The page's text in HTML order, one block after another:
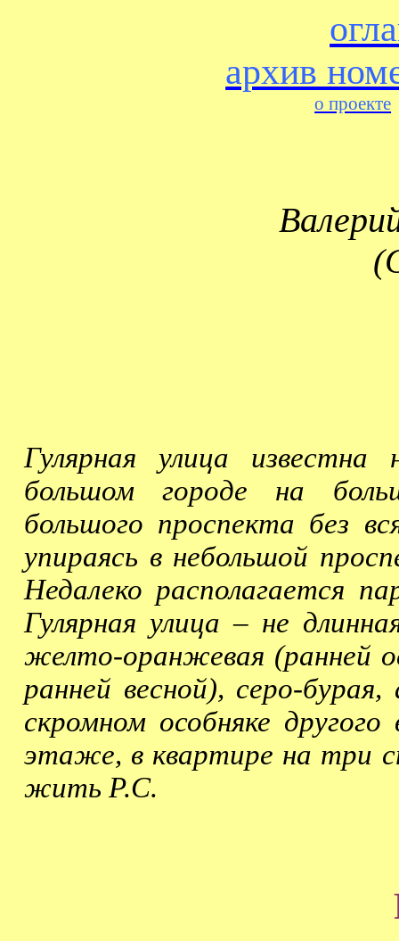
архив
о проекте
(
Гулярная улица
большом городе на
большого проспекта без
упираясь в небольшой
Недалеко располагается
Гулярная улица – не
желто-оранжевая (ранней
ранней весной), серо-бурая,
скромном особняке
этаже, в квартире на три
жить Р.С.